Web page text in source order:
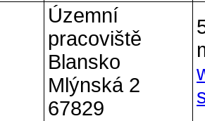
Územní
pracoviště
Blansko
Mlýnská 2
67829